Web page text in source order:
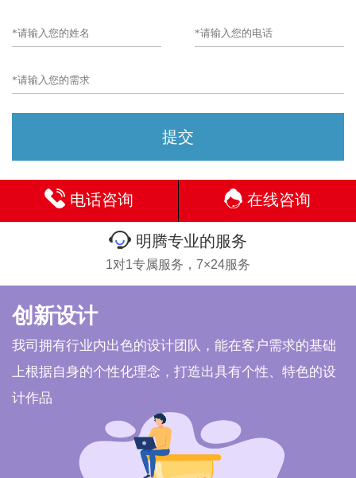
电话咨询 在线咨询
明腾专业的服务
1对1专属服务，7×24服务
创新设计
我司拥有行业内出色的设计团队，能在客户需求的基础
上根据自身的个性化理念，打造出具有个性、特色的设
计作品